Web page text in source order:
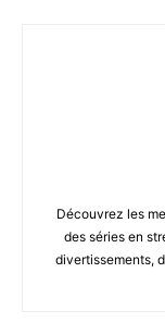
Découvrez les
des séries en
divertissements,